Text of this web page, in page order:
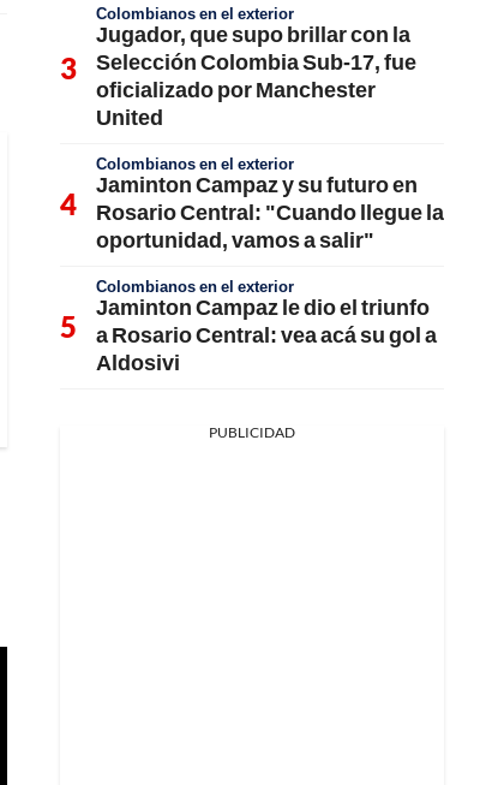
Colombianos en el exterior
Jugador, que supo brillar con la
Selección Colombia Sub-17, fue
oficializado por Manchester
United
Colombianos en el exterior
Jaminton Campaz y su futuro en
Rosario Central: "Cuando llegue la
oportunidad, vamos a salir"
Colombianos en el exterior
Jaminton Campaz le dio el triunfo
a Rosario Central: vea acá su gol a
Aldosivi
PUBLICIDAD